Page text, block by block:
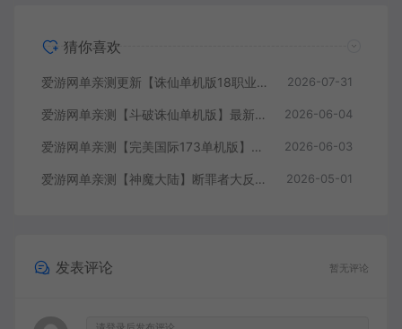
猜你喜欢
爱游网单亲测更新【诛仙单机版18职业】最新整理桃源诛仙精修第4版 配套GM工具可发物品装备点券 配套工具大全 虚拟机一键端 视频安装教学+手工端文本教学 2026-07-31
爱游网单亲测【斗破诛仙单机版】最新整理18职业超变 带GM物品后台 通用视频安装教学虚拟机一键端+手工端文本教学 2026-06-04
爱游网单亲测【完美国际173单机版】最新整理完美国际173V344新15职业鸿利商城版装备精炼128倍 视频安装教学 虚拟机一键端 2026-06-03
爱游网单亲测【神魔大陆】断罪者大反攻单机版DUBUG命令可发物品道具装备叶子虚拟机一键端视频安装教学 2026-05-01
发表评论 暂无评论